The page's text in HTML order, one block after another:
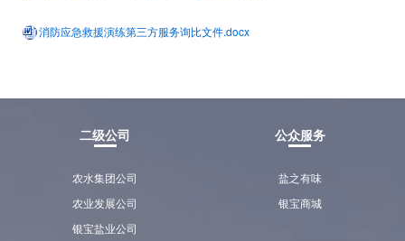
消防应急救援演练第三方服务询比文件.docx
二级公司
农水集团公司
农业发展公司
银宝盐业公司
公众服务
盐之有味
银宝商城